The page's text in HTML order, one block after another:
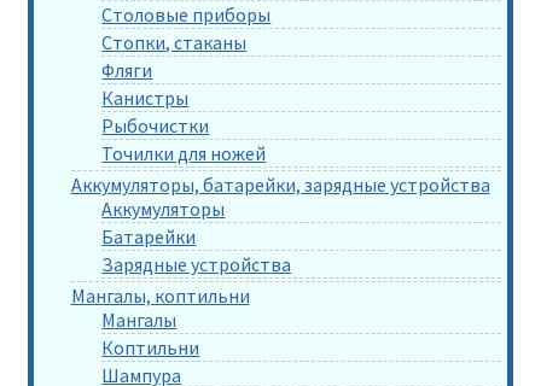
Столовые приборы
Стопки, стаканы
Фляги
Канистры
Рыбочистки
Точилки для ножей
Аккумуляторы, батарейки, зарядные устройства
Аккумуляторы
Батарейки
Зарядные устройства
Мангалы, коптильни
Мангалы
Коптильни
Шампура